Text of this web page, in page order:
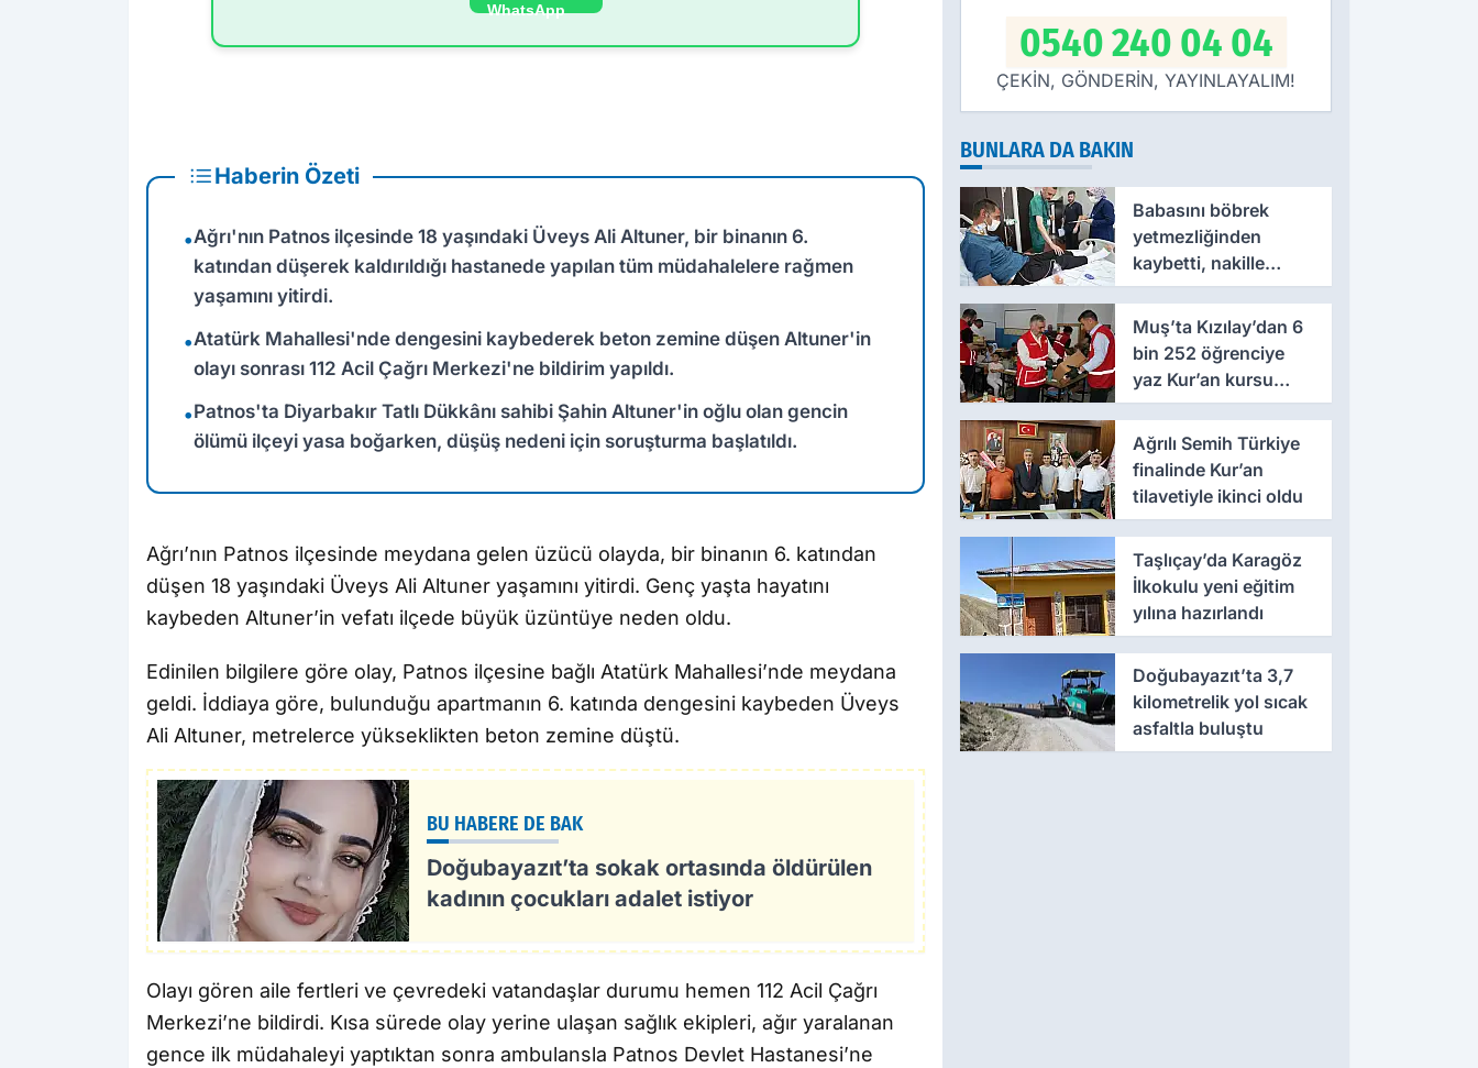
Haberin Özeti
•Ağrı'nın Patnos ilçesinde 18 yaşındaki Üveys Ali Altuner, bir binanın 6.
katından düşerek kaldırıldığı hastanede yapılan tüm müdahalelere rağmen
yaşamını yitirdi.
•Atatürk Mahallesi'nde dengesini kaybederek beton zemine düşen Altuner'in
olayı sonrası 112 Acil Çağrı Merkezi'ne bildirim yapıldı.
•Patnos'ta Diyarbakır Tatlı Dükkânı sahibi Şahin Altuner'in oğlu olan gencin
ölümü ilçeyi yasa boğarken, düşüş nedeni için soruşturma başlatıldı.
Ağrı’nın Patnos ilçesinde meydana gelen üzücü olayda, bir binanın 6. katından
düşen 18 yaşındaki Üveys Ali Altuner yaşamını yitirdi. Genç yaşta hayatını
kaybeden Altuner’in vefatı ilçede büyük üzüntüye neden oldu.
Edinilen bilgilere göre olay, Patnos ilçesine bağlı Atatürk Mahallesi’nde meydana
geldi. İddiaya göre, bulunduğu apartmanın 6. katında dengesini kaybeden Üveys
Ali Altuner, metrelerce yükseklikten beton zemine düştü.
BU HABERE DE BAK
Doğubayazıt’ta sokak ortasında öldürülen
kadının çocukları adalet istiyor
Olayı gören aile fertleri ve çevredeki vatandaşlar durumu hemen 112 Acil Çağrı
Merkezi’ne bildirdi. Kısa sürede olay yerine ulaşan sağlık ekipleri, ağır yaralanan
gence ilk müdahaleyi yaptıktan sonra ambulansla Patnos Devlet Hastanesi’ne
0540 240 04 04
ÇEKİN, GÖNDERİN, YAYINLAYALIM!
BUNLARA DA BAKIN
Babasını böbrek
yetmezliğinden
kaybetti, nakille
hayata yeniden
tutundu
Muş’ta Kızılay’dan 6
bin 252 öğrenciye
yaz Kur’an kursu
desteği
Ağrılı Semih Türkiye
finalinde Kur’an
tilavetiyle ikinci oldu
Taşlıçay’da Karagöz
İlkokulu yeni eğitim
yılına hazırlandı
Doğubayazıt’ta 3,7
kilometrelik yol sıcak
asfaltla buluştu